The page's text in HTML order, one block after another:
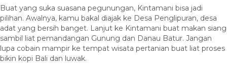
Buat yang suka suasana pegunungan, Kintamani bisa jadi
pilihan. Awalnya, kamu bakal diajak ke Desa Penglipuran, desa
adat yang bersih banget. Lanjut ke Kintamani buat makan siang
sambil liat pemandangan Gunung dan Danau Batur. Jangan
lupa cobain mampir ke tempat wisata pertanian buat liat proses
bikin kopi Bali dan luwak.